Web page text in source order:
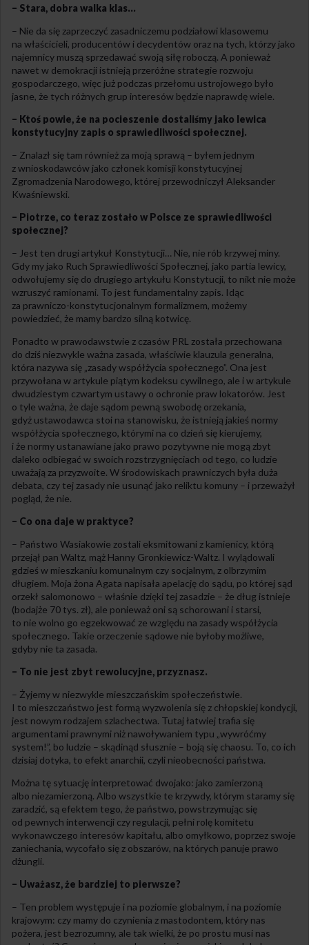
– Stara, dobra walka klas…
– Nie da się zaprzeczyć zasadniczemu podziałowi klasowemu
na właścicieli, producentów i decydentów oraz na tych, którzy jako
najemnicy muszą sprzedawać swoją siłę roboczą. A ponieważ
nawet w demokracji istnieją przeróżne strategie rozwoju
gospodarczego, więc już podczas przełomu ustrojowego było
jasne, że tych różnych grup interesów będzie naprawdę wiele.
– Ktoś powie, że na pocieszenie dostaliśmy jako lewica
konstytucyjny zapis o sprawiedliwości społecznej.
– Znalazł się tam również za moją sprawą – byłem jednym
z wnioskodawców jako członek komisji konstytucyjnej
Zgromadzenia Narodowego, której przewodniczył Aleksander
Kwaśniewski.
– Piotrze, co teraz zostało w Polsce ze sprawiedliwości
społecznej?
– Jest ten drugi artykuł Konstytucji… Nie, nie rób krzywej miny.
Gdy my jako Ruch Sprawiedliwości Społecznej, jako partia lewicy,
odwołujemy się do drugiego artykułu Konstytucji, to nikt nie może
wzruszyć ramionami. To jest fundamentalny zapis. Idąc
za prawniczo-konstytucjonalnym formalizmem, możemy
powiedzieć, że mamy bardzo silną kotwicę.
Ponadto w prawodawstwie z czasów PRL została przechowana
do dziś niezwykle ważna zasada, właściwie klauzula generalna,
która nazywa się „zasady współżycia społecznego”. Ona jest
przywołana w artykule piątym kodeksu cywilnego, ale i w artykule
dwudziestym czwartym ustawy o ochronie praw lokatorów. Jest
o tyle ważna, że daje sądom pewną swobodę orzekania,
gdyż ustawodawca stoi na stanowisku, że istnieją jakieś normy
współżycia społecznego, którymi na co dzień się kierujemy,
i że normy ustanawiane jako prawo pozytywne nie mogą zbyt
daleko odbiegać w swoich rozstrzygnięciach od tego, co ludzie
uważają za przyzwoite. W środowiskach prawniczych była duża
debata, czy tej zasady nie usunąć jako reliktu komuny – i przeważył
pogląd, że nie.
– Co ona daje w praktyce?
– Państwo Wasiakowie zostali eksmitowani z kamienicy, którą
przejął pan Waltz, mąż Hanny Gronkiewicz-Waltz. I wylądowali
gdzieś w mieszkaniu komunalnym czy socjalnym, z olbrzymim
długiem. Moja żona Agata napisała apelację do sądu, po której sąd
orzekł salomonowo – właśnie dzięki tej zasadzie – że dług istnieje
(bodajże 70 tys. zł), ale ponieważ oni są schorowani i starsi,
to nie wolno go egzekwować ze względu na zasady współżycia
społecznego. Takie orzeczenie sądowe nie byłoby możliwe,
gdyby nie ta zasada.
– To nie jest zbyt rewolucyjne, przyznasz.
– Żyjemy w niezwykle mieszczańskim społeczeństwie.
I to mieszczaństwo jest formą wyzwolenia się z chłopskiej kondycji,
jest nowym rodzajem szlachectwa. Tutaj łatwiej trafia się
argumentami prawnymi niż nawoływaniem typu „wywróćmy
system!”, bo ludzie – skądinąd słusznie – boją się chaosu. To, co ich
dzisiaj dotyka, to efekt anarchii, czyli nieobecności państwa.
Można tę sytuację interpretować dwojako: jako zamierzoną
albo niezamierzoną. Albo wszystkie te krzywdy, którym staramy się
zaradzić, są efektem tego, że państwo, powstrzymując się
od pewnych interwencji czy regulacji, pełni rolę komitetu
wykonawczego interesów kapitału, albo omyłkowo, poprzez swoje
zaniechania, wycofało się z obszarów, na których panuje prawo
dżungli.
– Uważasz, że bardziej to pierwsze?
– Ten problem występuje i na poziomie globalnym, i na poziomie
krajowym: czy mamy do czynienia z mastodontem, który nas
pożera, jest bezrozumny, ale tak wielki, że po prostu musi nas